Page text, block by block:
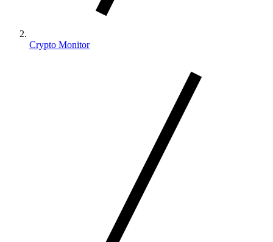
Crypto Monitor